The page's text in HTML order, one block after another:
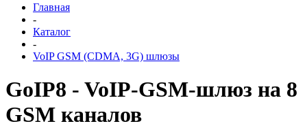
Главная
-
Каталог
-
VoIP GSM (CDMA, 3G) шлюзы
GoIP8 - VoIP-GSM-шлюз на 8
GSM каналов